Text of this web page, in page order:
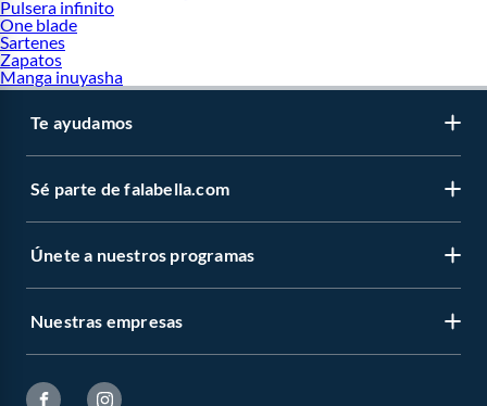
Pulsera infinito
One blade
Sartenes
Zapatos
Manga inuyasha
Te ayudamos
Sé parte de falabella.com
Únete a nuestros programas
Nuestras empresas